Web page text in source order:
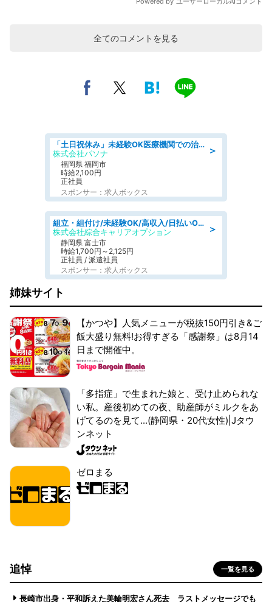
全てのコメントを見る
＞
「土日祝休み」未経験OK医療機関での治験コーディネーターのお仕事
株式会社パソナ
福岡県 福岡市
時給2,100円
正社員
スポンサー：求人ボックス
＞
組立・組付け/未経験OK/高収入/日払いOK/寮費無料/交替制
株式会社綜合キャリアオプション
静岡県 富士市
時給1,700円～2,125円
正社員 / 派遣社員
スポンサー：求人ボックス
姉妹サイト
【かつや】人気メニューが税抜150円引き&ご
飯大盛り無料!お得すぎる「感謝祭」は8月14
日まで開催中。
「多指症」で生まれた娘と、受け止められな
い私。産後初めての夜、助産師がミルクをあ
げてるのを見て...(静岡県・20代女性)|Jタウ
ンネット
ゼロまる
追悼 一覧を見る
長崎市出身・平和訴えた美輪明宏さん死去 ラストメッセージでも